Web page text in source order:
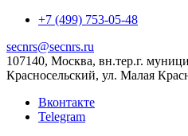
+7 (499) 753-05-48
secnrs@secnrs.ru
107140, Москва, вн.тер.г.
Красносельский, ул. Малая
Вконтакте
Telegram